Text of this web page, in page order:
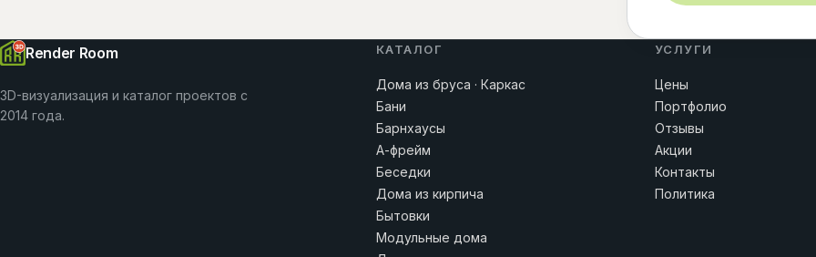
Render Room
3D-визуализация и каталог проектов с
2014 года.
КАТАЛОГ
Дома из бруса · Каркас
Бани
Барнхаусы
А-фрейм
Беседки
Дома из кирпича
Бытовки
Модульные дома
УСЛУГИ
Цены
Портфолио
Отзывы
Акции
Контакты
Политика